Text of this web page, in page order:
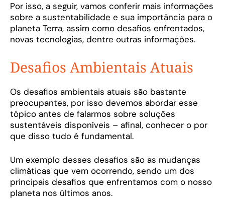
Por isso, a seguir, vamos conferir mais informações
sobre a sustentabilidade e sua importância para o
planeta Terra, assim como desafios enfrentados,
novas tecnologias, dentre outras informações.
Desafios Ambientais Atuais
Os desafios ambientais atuais são bastante
preocupantes, por isso devemos abordar esse
tópico antes de falarmos sobre soluções
sustentáveis disponíveis – afinal, conhecer o por
que disso tudo é fundamental.
Um exemplo desses desafios são as mudanças
climáticas que vem ocorrendo, sendo um dos
principais desafios que enfrentamos com o nosso
planeta nos últimos anos.